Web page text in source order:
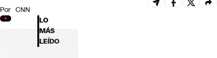
Por CNN
LO
MÁS
LEÍDO